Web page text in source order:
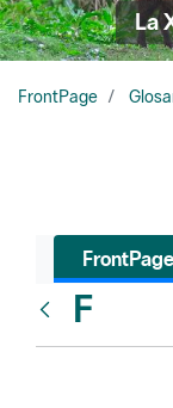
La
FrontPage
FrontPage
F